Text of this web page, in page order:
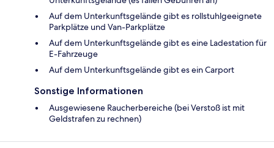
Auf dem Unterkunftsgelände gibt es rollstuhlgeeignete
Parkplätze und Van-Parkplätze
Auf dem Unterkunftsgelände gibt es eine Ladestation für
E-Fahrzeuge
Auf dem Unterkunftsgelände gibt es ein Carport
Sonstige Informationen
Ausgewiesene Raucherbereiche (bei Verstoß ist mit
Geldstrafen zu rechnen)